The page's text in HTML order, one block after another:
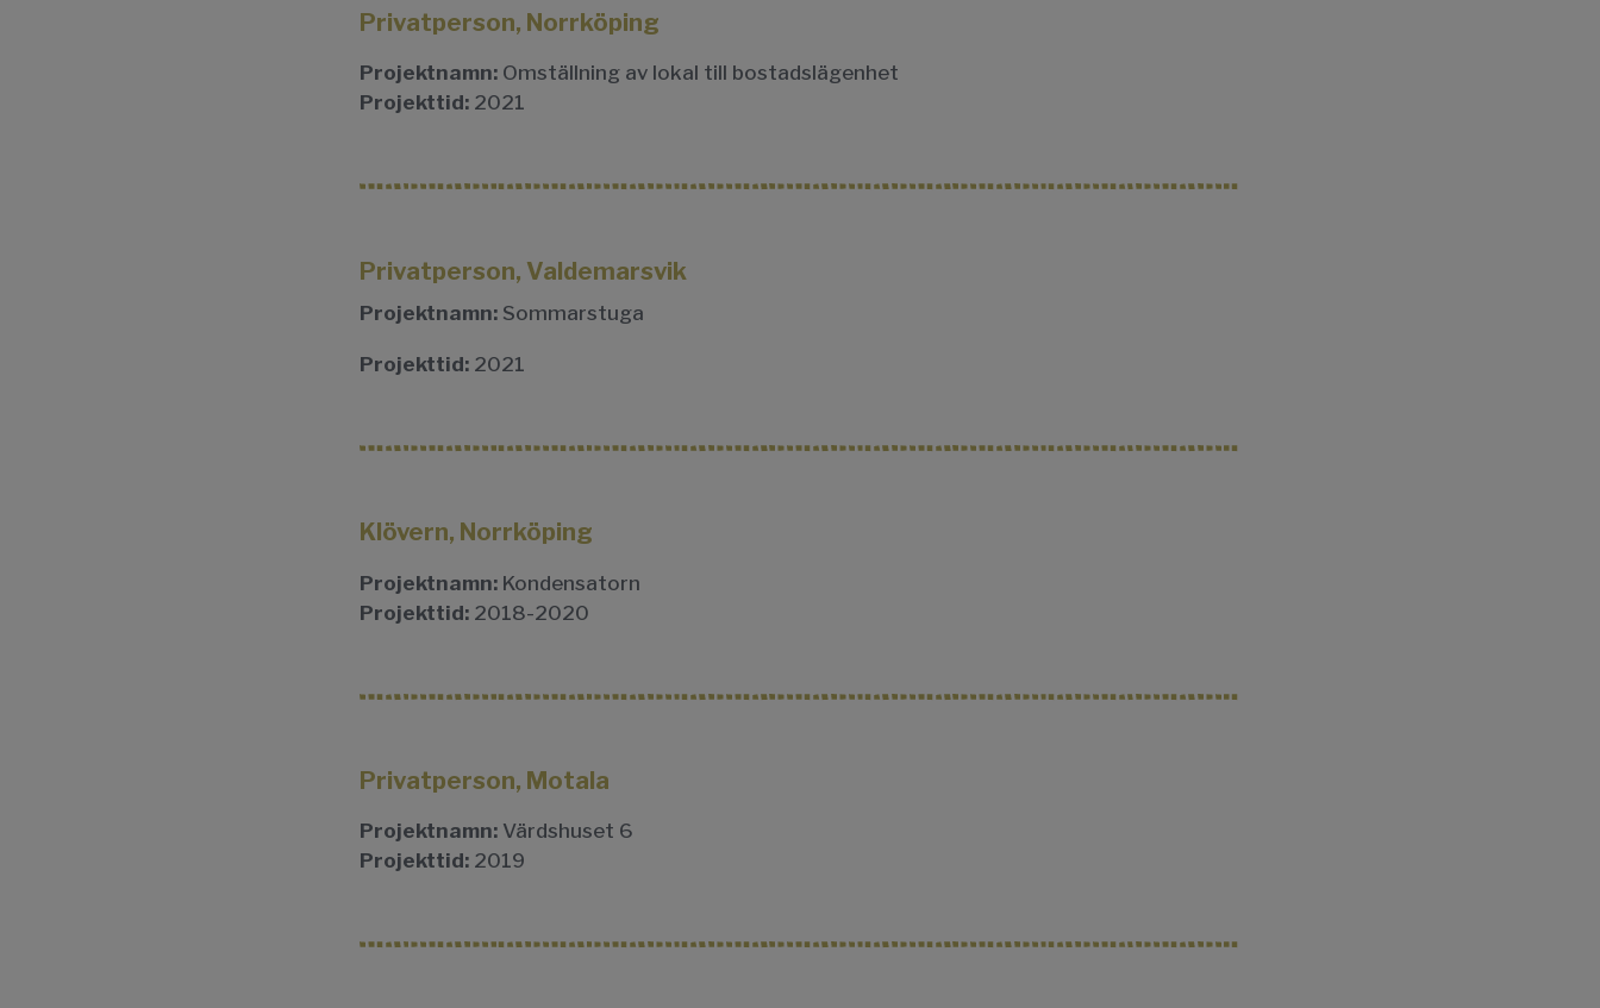
Privatperson, Norrköping
Projektnamn: Omställning av lokal till bostadslägenhet
Projekttid: 2021
Privatperson, Valdemarsvik
Projektnamn: Sommarstuga
Projekttid: 2021
Klövern, Norrköping
Projektnamn: Kondensatorn
Projekttid: 2018-2020
Privatperson, Motala
Projektnamn: Värdshuset 6
Projekttid: 2019